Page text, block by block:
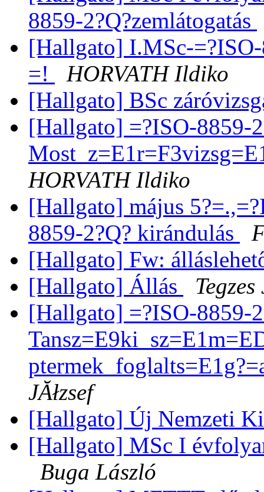
8859-2?Q?zemlátogatás
[Hallgato] I.MSc-
=!
HORVATH Ildiko
[Hallgato] BSc
[Hallgato] =?ISO-8859-
HORVATH Ildiko
[Hallgato] május
8859-2?Q? kirándulás
[Hallgato] Fw:
[Hallgato] Állás
[Hallgato] =?ISO-8859-
JĂłzsef
[Hallgato] Új Nemzeti
[Hallgato] MSc I
Buga László